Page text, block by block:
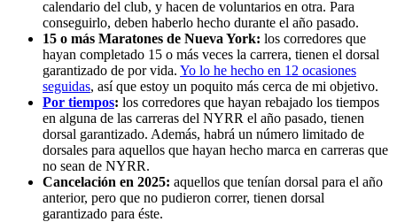
calendario del club, y hacen de voluntarios en otra. Para
conseguirlo, deben haberlo hecho durante el año pasado.
15 o más Maratones de Nueva York: los corredores que
hayan completado 15 o más veces la carrera, tienen el dorsal
garantizado de por vida. Yo lo he hecho en 12 ocasiones
seguidas, así que estoy un poquito más cerca de mi objetivo.
Por tiempos: los corredores que hayan rebajado los tiempos
en alguna de las carreras del NYRR el año pasado, tienen
dorsal garantizado. Además, habrá un número limitado de
dorsales para aquellos que hayan hecho marca en carreras que
no sean de NYRR.
Cancelación en 2025: aquellos que tenían dorsal para el año
anterior, pero que no pudieron correr, tienen dorsal
garantizado para éste.